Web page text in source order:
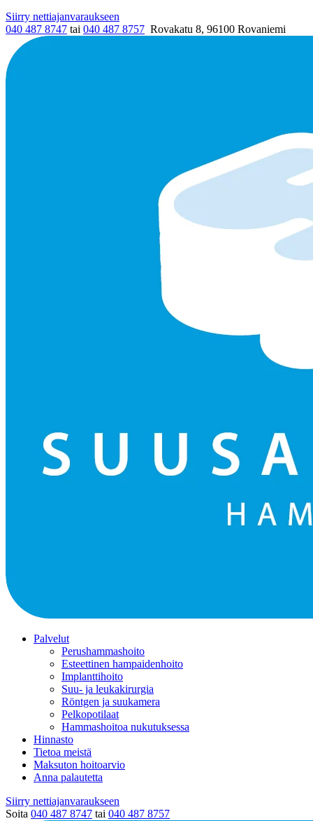
Siirry nettiajanvaraukseen
040 487 8747 tai 040 487 8757 Rovakatu 8, 96100 Rovaniemi
Palvelut
Perushammashoito
Esteettinen hampaidenhoito
Implanttihoito
Suu- ja leukakirurgia
Röntgen ja suukamera
Pelkopotilaat
Hammashoitoa nukutuksessa
Hinnasto
Tietoa meistä
Maksuton hoitoarvio
Anna palautetta
Siirry nettiajanvaraukseen
Soita 040 487 8747 tai 040 487 8757